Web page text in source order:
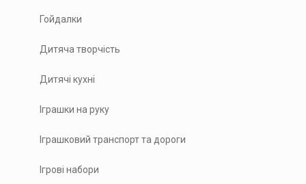
Гойдалки
Дитяча творчість
Дитячі кухні
Іграшки на руку
Іграшковий транспорт та дороги
Ігрові набори